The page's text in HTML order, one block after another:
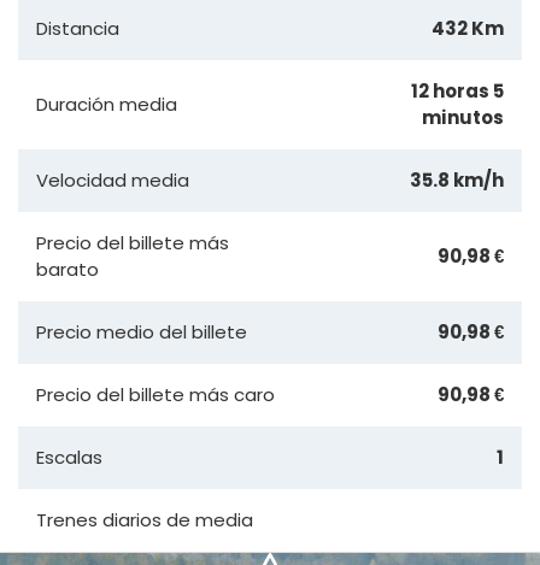
Distancia 432 Km
Duración media
12 horas 5
minutos
Velocidad media 35.8 km/h
Precio del billete más
barato
90,98 €
Precio medio del billete 90,98 €
Precio del billete más caro 90,98 €
Escalas 1
Trenes diarios de media